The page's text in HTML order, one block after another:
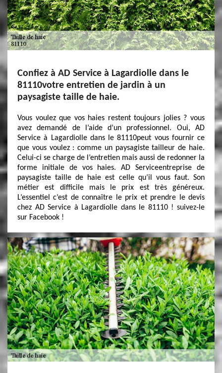
Confiez à AD Service à Lagardiolle dans le
81110votre entretien de jardin à un
paysagiste taille de haie.
Vous voulez que vos haies restent toujours jolies ? vous
avez demandé de l’aide d’un professionnel. Oui, AD
Service à Lagardiolle dans le 81110peut vous fournir ce
que vous voulez : comme un paysagiste tailleur de haie.
Celui-ci se charge de l’entretien mais aussi de redonner la
forme initiale de vos haies. AD Serviceentreprise de
paysagiste taille de haie est celle qu’il vous faut. Son
métier est difficile mais le prix est très généreux.
L’essentiel c’est de connaître le prix et prendre le devis
chez AD Service à Lagardiolle dans le 81110 ! suivez-le
sur Facebook !